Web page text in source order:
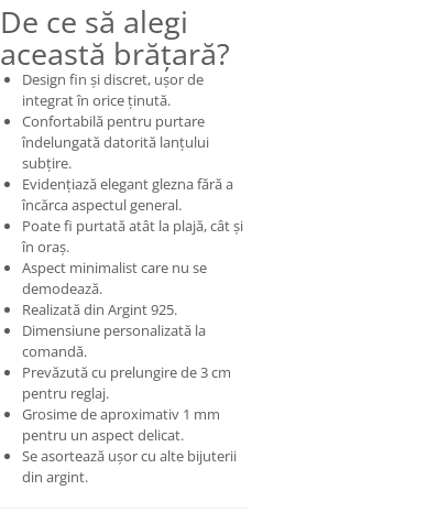
De ce să alegi
această brățară?
Design fin și discret, ușor de
integrat în orice ținută.
Confortabilă pentru purtare
îndelungată datorită lanțului
subțire.
Evidențiază elegant glezna fără a
încărca aspectul general.
Poate fi purtată atât la plajă, cât și
în oraș.
Aspect minimalist care nu se
demodează.
Realizată din Argint 925.
Dimensiune personalizată la
comandă.
Prevăzută cu prelungire de 3 cm
pentru reglaj.
Grosime de aproximativ 1 mm
pentru un aspect delicat.
Se asortează ușor cu alte bijuterii
din argint.